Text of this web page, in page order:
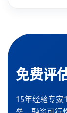
免费评
15年经验专家